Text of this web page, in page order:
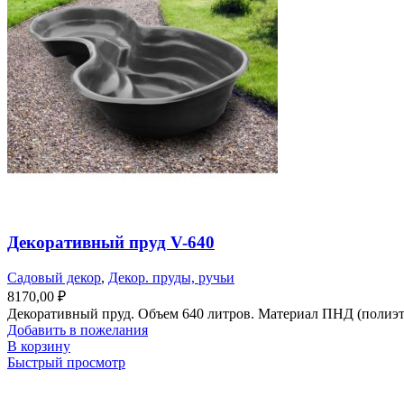
Декоративный пруд V-640
Садовый декор, Декор. пруды, ручьи
8170,00 ₽
Декоративный пруд. Объем 640 литров. Материал ПНД
Добавить в пожелания
В корзину
Быстрый просмотр